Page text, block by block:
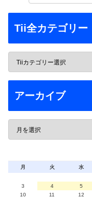
Tii全カテゴリー
アーカイブ
月 火 水
3
4 5
10
11 12